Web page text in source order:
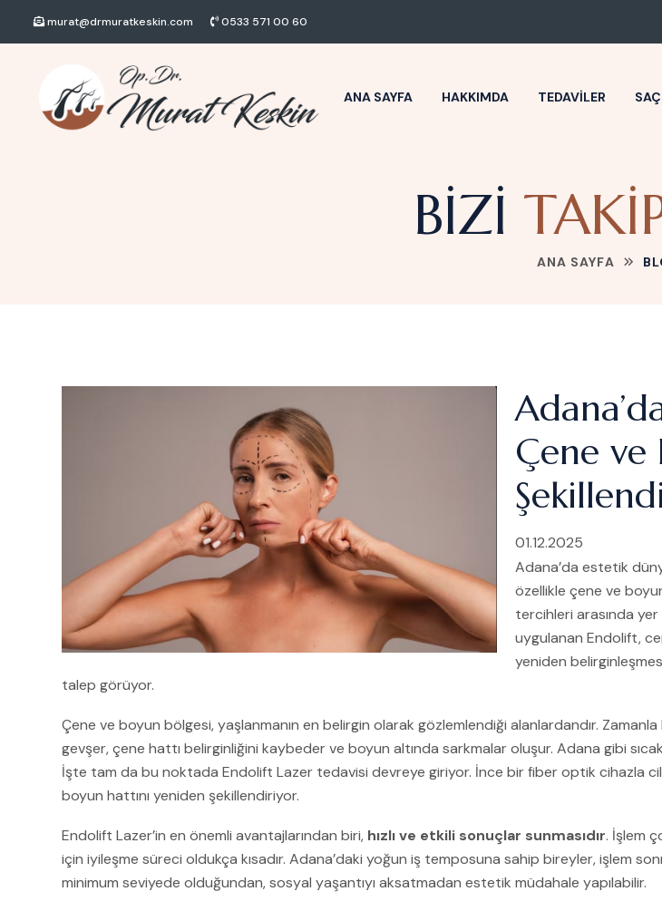
murat@drmuratkeskin.com 0533 571 00 60
ANA SAYFA HAKKIMDA TEDAVILER
BIZI
ANA SAYFA
Çene ve
01.12.2025
Adana’da estetik
özellikle çene ve
tercihleri arasında
uygulanan Endolift,
yeniden
talep görüyor.
Çene ve boyun bölgesi, yaşlanmanın en belirgin olarak gözlemlendiği alanlardandır.
gevşer, çene hattı belirginliğini kaybeder ve boyun altında sarkmalar oluşur. Adana gibi
İşte tam da bu noktada Endolift Lazer tedavisi devreye giriyor. İnce bir fiber optik cihazla cilt
boyun hattını yeniden şekillendiriyor.
Endolift Lazer’in en önemli avantajlarından biri, hızlı ve etkili sonuçlar sunmasıdır. İşlem
için iyileşme süreci oldukça kısadır. Adana’daki yoğun iş temposuna sahip bireyler, işlem
minimum seviyede olduğundan, sosyal yaşantıyı aksatmadan estetik müdahale yapılabilir.